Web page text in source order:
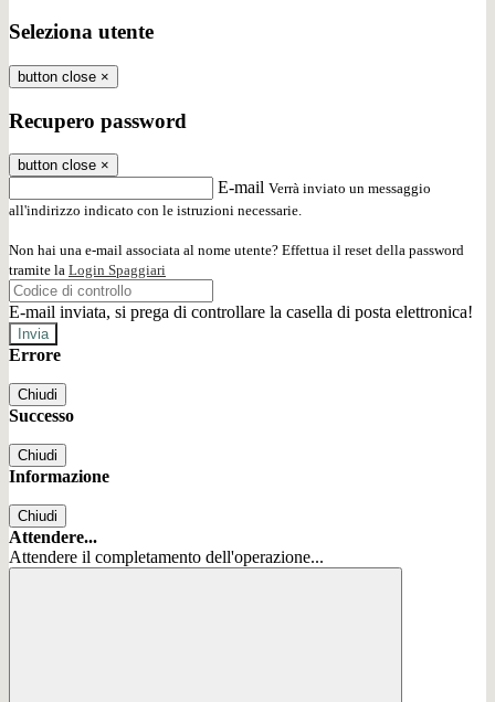
Seleziona utente
button close ×
Recupero password
button close ×
E-mail Verrà inviato un messaggio
all'indirizzo indicato con le istruzioni necessarie.
Non hai una e-mail associata al nome utente? Effettua il reset della password
tramite la Login Spaggiari
E-mail inviata, si prega di controllare la casella di posta elettronica!
Errore
Chiudi
Successo
Chiudi
Informazione
Chiudi
Attendere...
Attendere il completamento dell'operazione...